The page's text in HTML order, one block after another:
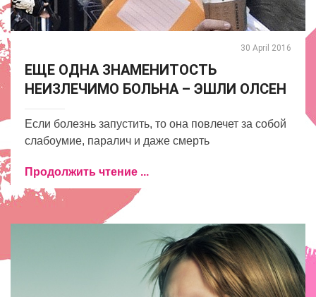
30 April 2016
ЕЩЕ ОДНА ЗНАМЕНИТОСТЬ
НЕИЗЛЕЧИМО БОЛЬНА – ЭШЛИ ОЛСЕН
Если болезнь запустить, то она повлечет за собой
слабоумие, паралич и даже смерть
Продолжить чтение ...